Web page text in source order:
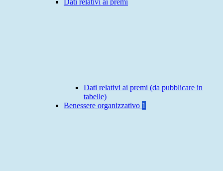
Dati relativi ai premi
Dati relativi ai premi (da pubblicare in
tabelle)
Benessere organizzativo 1